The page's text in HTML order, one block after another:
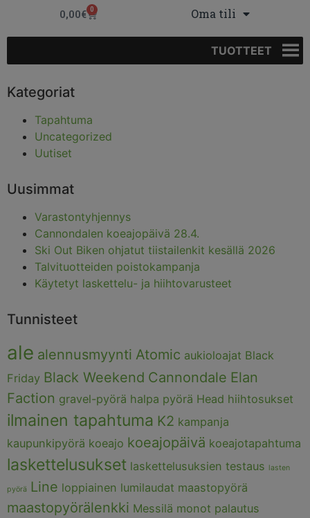
0,00€ 0 Oma tili
TUOTTEET
Kategoriat
Tapahtuma
Uncategorized
Uutiset
Uusimmat
Varastontyhjennys
Cannondalen koeajopäivä 28.4.
Ski Out Biken ohjatut tiistailenkit kesällä 2026
Talvituotteiden poistokampanja
Käytetyt laskettelu- ja hiihtovarusteet
Tunnisteet
ale alennusmyynti Atomic aukioloajat Black
Friday Black Weekend Cannondale Elan
Faction gravel-pyörä halpa pyörä Head hiihtosukset
ilmainen tapahtuma K2 kampanja
kaupunkipyörä koeajo koeajopäivä koeajotapahtuma
laskettelusukset laskettelusuksien testaus lasten
pyörä Line loppiainen lumilaudat maastopyörä
maastopyörälenkki Messilä monot palautus